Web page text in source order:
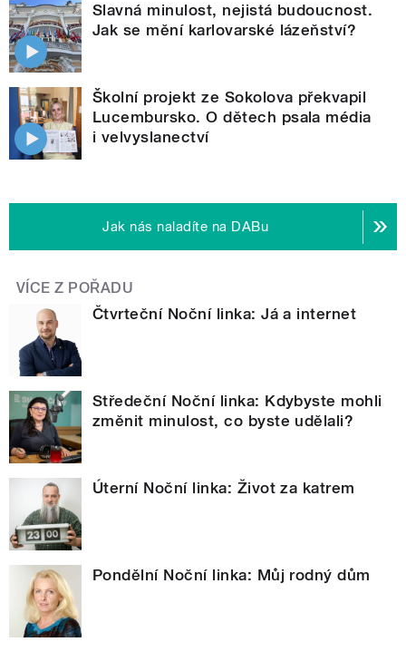
Slavná minulost, nejistá budoucnost.
Jak se mění karlovarské lázeňství?
Školní projekt ze Sokolova překvapil
Lucembursko. O dětech psala média
i velvyslanectví
Jak nás naladíte na DABu
VÍCE Z POŘADU
Čtvrteční Noční linka: Já a internet
Středeční Noční linka: Kdybyste mohli
změnit minulost, co byste udělali?
Úterní Noční linka: Život za katrem
Pondělní Noční linka: Můj rodný dům